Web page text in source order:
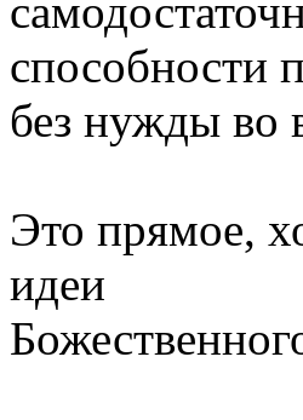
способности
без нужды во
Это прямое,
идеи